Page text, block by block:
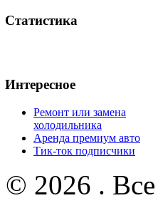
Статистика
Интересное
Ремонт или замена
холодильника
Аренда премиум авто
Тик-ток подписчики
© 2026 .